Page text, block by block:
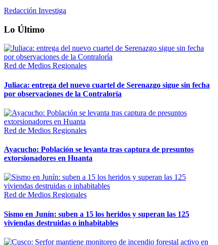
Redacción Investiga
Lo Último
Red de Medios Regionales
Juliaca: entrega del nuevo cuartel de Serenazgo sigue sin fecha
por observaciones de la Contraloría
Red de Medios Regionales
Ayacucho: Población se levanta tras captura de presuntos
extorsionadores en Huanta
Red de Medios Regionales
Sismo en Junín: suben a 15 los heridos y superan las 125
viviendas destruidas o inhabitables